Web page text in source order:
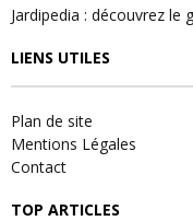
Jardipedia : découvrez le
LIENS UTILES
Plan de site
Mentions Légales
Contact
TOP ARTICLES